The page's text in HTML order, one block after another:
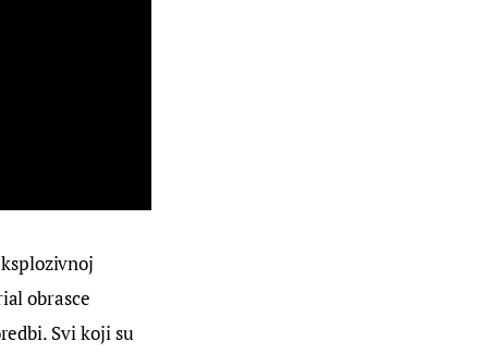
obrasce
Svi koji su